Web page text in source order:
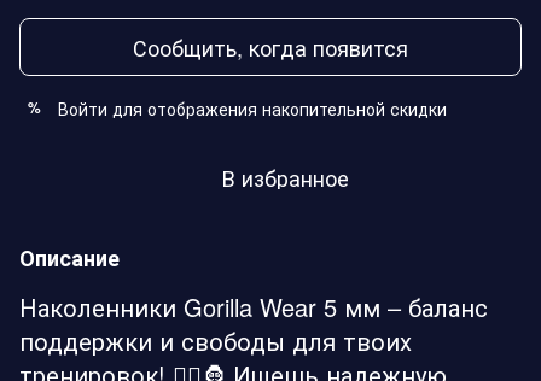
Сообщить, когда появится
% Войти для отображения накопительной скидки
В избранное
Описание
Наколенники Gorilla Wear 5 мм – баланс
поддержки и свободы для твоих
тренировок! 🏃‍♂️🦍 Ищешь надежную